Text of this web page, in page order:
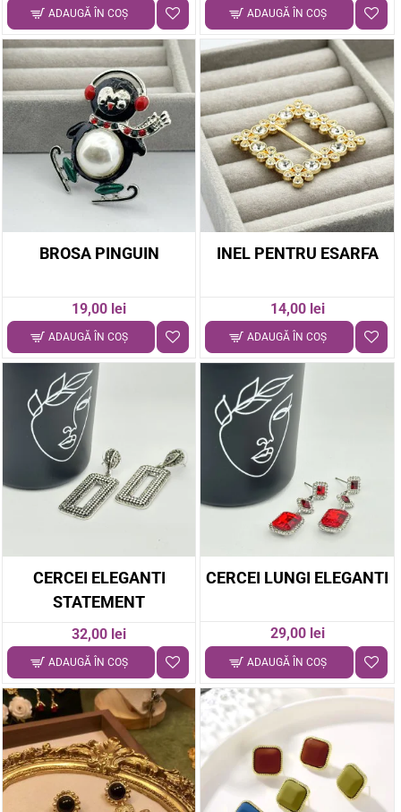
ADAUGĂ ÎN COŞ ADAUGĂ ÎN COŞ
BROSA PINGUIN
19,00 lei
ADAUGĂ ÎN COŞ
INEL PENTRU ESARFA
14,00 lei
ADAUGĂ ÎN COŞ
CERCEI ELEGANTI
STATEMENT
32,00 lei
ADAUGĂ ÎN COŞ
CERCEI LUNGI ELEGANTI
29,00 lei
ADAUGĂ ÎN COŞ